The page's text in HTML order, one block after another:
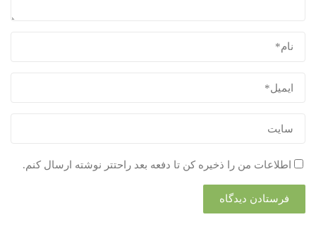
اطلاعات من را ذخیره کن تا دفعه بعد راحتتر نوشته ارسال کنم.